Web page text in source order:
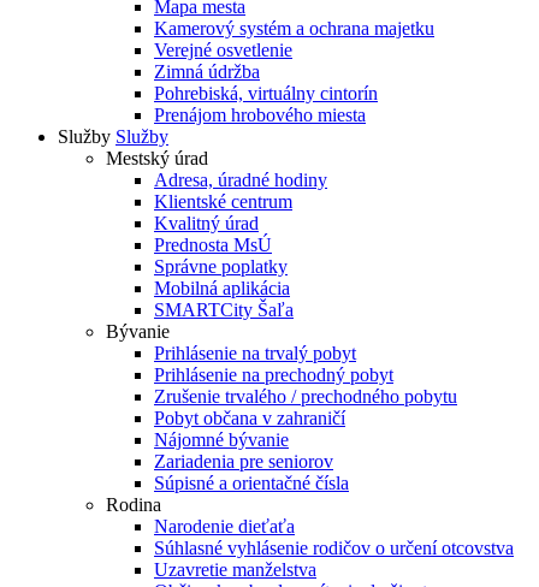
Mapa mesta
Kamerový systém a ochrana majetku
Verejné osvetlenie
Zimná údržba
Pohrebiská, virtuálny cintorín
Prenájom hrobového miesta
Služby Služby
Mestský úrad
Adresa, úradné hodiny
Klientské centrum
Kvalitný úrad
Prednosta MsÚ
Správne poplatky
Mobilná aplikácia
SMARTCity Šaľa
Bývanie
Prihlásenie na trvalý pobyt
Prihlásenie na prechodný pobyt
Zrušenie trvalého / prechodného pobytu
Pobyt občana v zahraničí
Nájomné bývanie
Zariadenia pre seniorov
Súpisné a orientačné čísla
Rodina
Narodenie dieťaťa
Súhlasné vyhlásenie rodičov o určení otcovstva
Uzavretie manželstva